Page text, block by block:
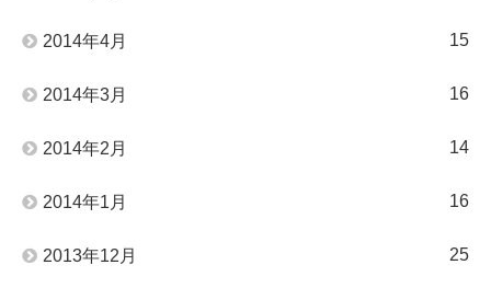
2014年4月 15
2014年3月 16
2014年2月 14
2014年1月 16
2013年12月 25